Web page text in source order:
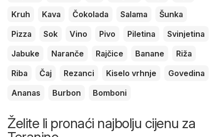
Kruh
Kava Čokolada Salama
Šunka
Pizza
Sok Vino Pivo Piletina
Svinjetina
Jabuke
Naranče Rajčice Banane
Riža
Riba
Čaj Rezanci Kiselo vrhnje
Govedina
Ananas
Burbon Bomboni
Želite li pronaći najbolju cijenu za